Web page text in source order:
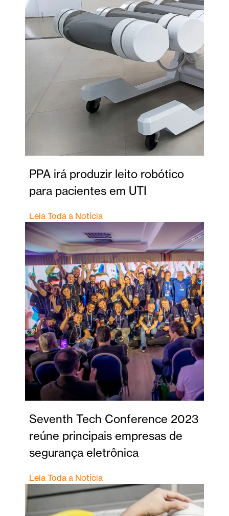
PPA irá produzir leito robótico
para pacientes em UTI
Leia Toda a Notícia
Seventh Tech Conference 2023
reúne principais empresas de
segurança eletrônica
Leia Toda a Notícia